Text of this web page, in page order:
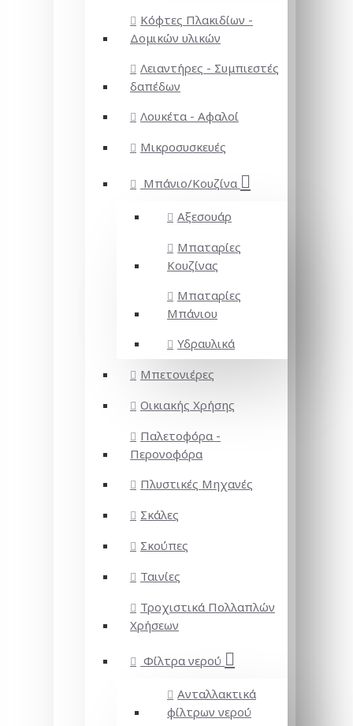
Κόφτες Πλακιδίων -
Δομικών υλικών
Λειαντήρες - Συμπιεστές
δαπέδων
Λουκέτα - Αφαλοί
Μικροσυσκευές
Μπάνιο/Κουζίνα
Αξεσουάρ
Μπαταρίες
Κουζίνας
Μπαταρίες
Μπάνιου
Υδραυλικά
Μπετονιέρες
Οικιακής Χρήσης
Παλετοφόρα -
Περονοφόρα
Πλυστικές Μηχανές
Σκάλες
Σκούπες
Ταινίες
Τροχιστικά Πολλαπλών
Χρήσεων
Φίλτρα νερού
Ανταλλακτικά
φίλτρων νερού